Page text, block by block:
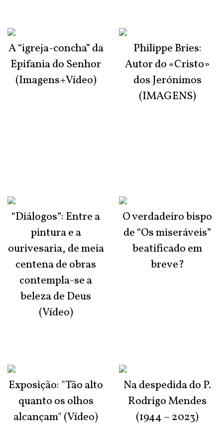
A “igreja-concha” da
Epifania do Senhor
(Imagens+Vídeo)
“Diálogos”: Entre a
pintura e a
ourivesaria, de meia
centena de obras
contempla-se a
beleza de Deus
(Vídeo)
Exposição: "Tão alto
quanto os olhos
alcançam" (Vídeo)
Philippe Bries:
Autor do «Cristo»
dos Jerónimos
(IMAGENS)
O verdadeiro bispo
de “Os miseráveis”
beatificado em
breve?
Na despedida do P.
Rodrigo Mendes
(1944 – 2023)